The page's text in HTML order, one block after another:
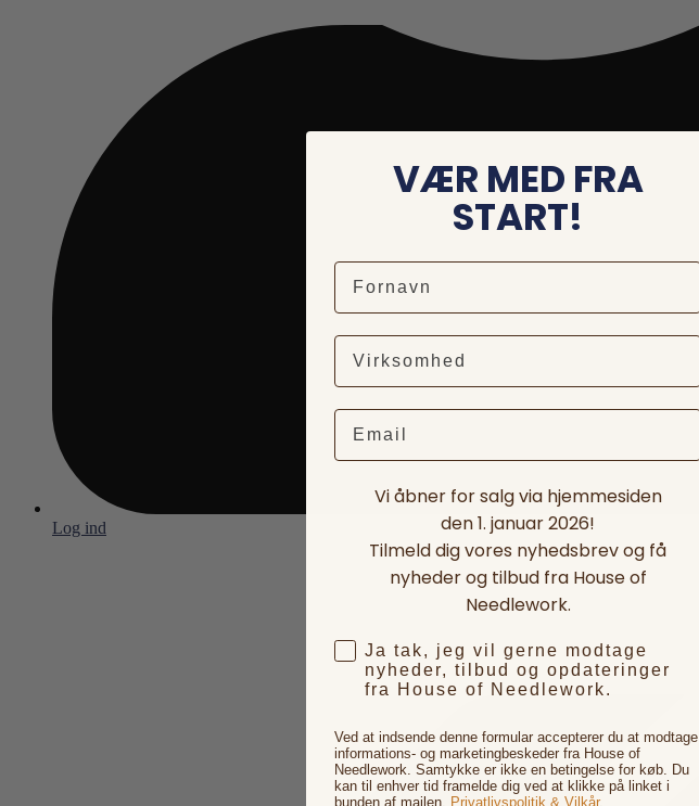
Log ind
VÆR MED FRA
START!
Email
Vi åbner for salg via hjemmesiden
den 1. januar 2026!
Tilmeld dig vores nyhedsbrev og få
nyheder og tilbud fra House of
Needlework.
Ja tak, jeg vil gerne modtage
nyheder, tilbud og opdateringer
fra House of Needlework.
Ved at indsende denne formular accepterer du at modtage
informations- og marketingbeskeder fra House of
Needlework. Samtykke er ikke en betingelse for køb. Du
kan til enhver tid framelde dig ved at klikke på linket i
bunden af mailen. Privatlivspolitik & Vilkår.